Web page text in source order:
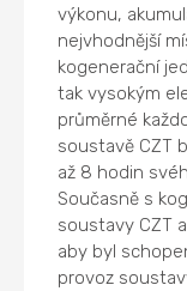
výkonu,
nejvhodnější
kogenerační
tak vysokým
průměrné
soustavě CZT
až 8 hodin
Současně s
soustavy CZT
aby byl
provoz